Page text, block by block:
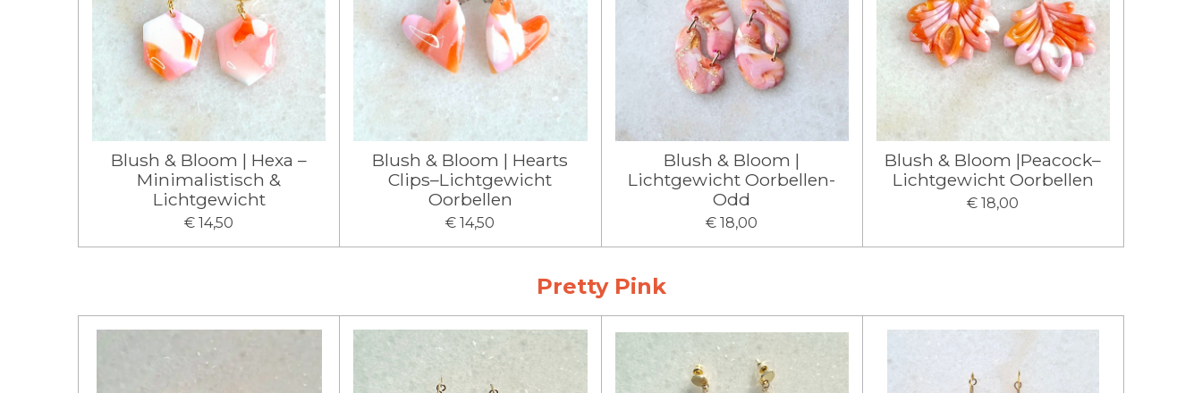
Blush & Bloom | Hexa –
Minimalistisch &
Lichtgewicht
€ 14,50
Blush & Bloom | Hearts
Clips–Lichtgewicht
Oorbellen
€ 14,50
Blush & Bloom |
Lichtgewicht Oorbellen-
Odd
€ 18,00
Blush & Bloom |Peacock–
Lichtgewicht Oorbellen
€ 18,00
Pretty Pink